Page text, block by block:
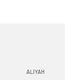
ALIYAH